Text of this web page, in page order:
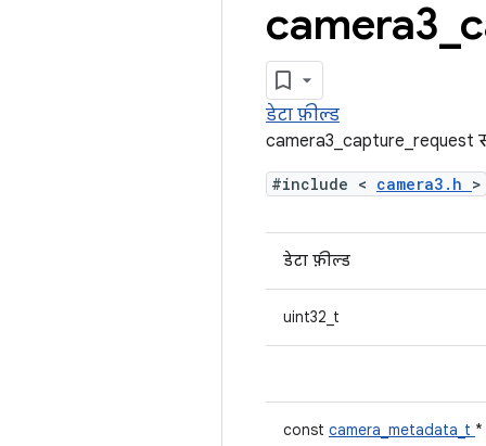
camera3
डेटा फ़ील्ड
camera3_capture_request
#include < camera3.h >
डेटा फ़ील्ड
uint32_t
const camera_metadata_t *